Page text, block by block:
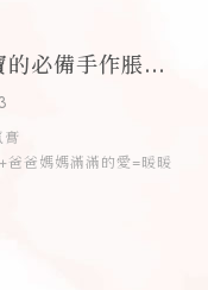
必備手作脹氣
哺乳諮詢
爸爸媽媽滿滿的愛=暖暖